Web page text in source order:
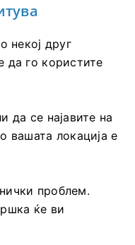
некој друг
да го користите
да се најавите на
вашата локација е
проблем.
ќе ви